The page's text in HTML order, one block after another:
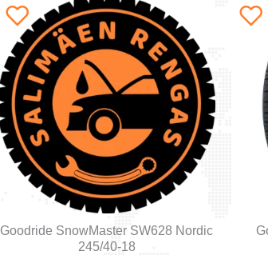
Goodride SnowMaster SW628 Nordic
245/40-18